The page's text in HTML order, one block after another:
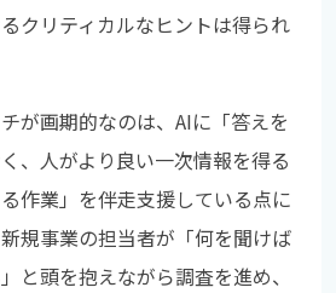
クリティカルなヒントは得られ
が画期的なのは、AIに「答えを
、人がより良い一次情報を得る
作業」を伴走支援している点に
規事業の担当者が「何を聞けば
と頭を抱えながら調査を進め、